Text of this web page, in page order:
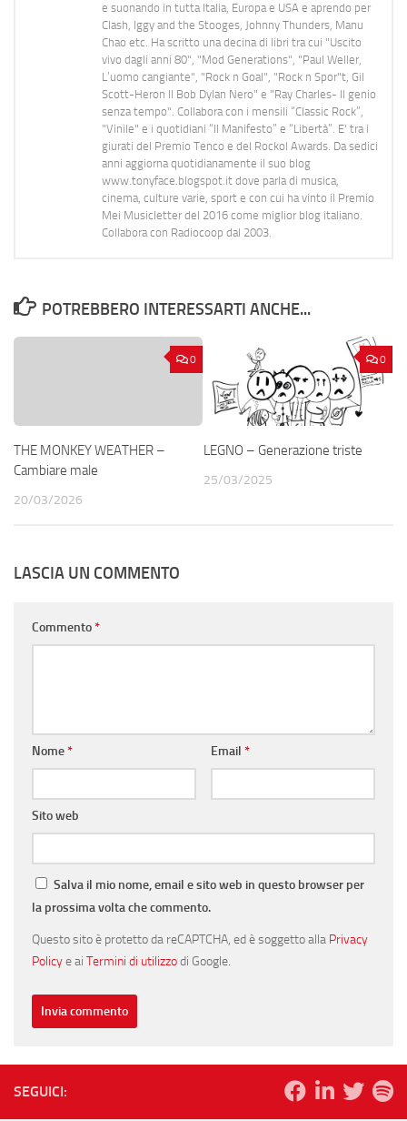
e suonando in tutta Italia, Europa e USA e aprendo per
Clash, Iggy and the Stooges, Johnny Thunders, Manu
Chao etc. Ha scritto una decina di libri tra cui "Uscito
vivo dagli anni 80", "Mod Generations", "Paul Weller,
L’uomo cangiante", "Rock n Goal", "Rock n Spor"t, Gil
Scott-Heron Il Bob Dylan Nero" e "Ray Charles- Il genio
senza tempo". Collabora con i mensili “Classic Rock”,
"Vinile" e i quotidiani “Il Manifesto” e “Libertà”. E' tra i
giurati del Premio Tenco e del Rockol Awards. Da sedici
anni aggiorna quotidianamente il suo blog
www.tonyface.blogspot.it dove parla di musica,
cinema, culture varie, sport e con cui ha vinto il Premio
Mei Musicletter del 2016 come miglior blog italiano.
Collabora con Radiocoop dal 2003.
POTREBBERO INTERESSARTI ANCHE...
0
THE MONKEY WEATHER –
Cambiare male
20/03/2026
0
LEGNO – Generazione triste
25/03/2025
LASCIA UN COMMENTO
Commento*
Nome* Email *
Sito web
Salva il mio nome, email e sito web in questo browser per
la prossima volta che commento.
Questo sito è protetto da reCAPTCHA, ed è soggetto alla Privacy
Policye ai Termini di utilizzodi Google.
SEGUICI: